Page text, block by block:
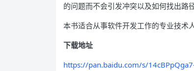
的问题而不会引发冲突以及如何找出路
本书适合从事软件开发工作的专业技术
下载地址
https://pan.baidu.com/s/